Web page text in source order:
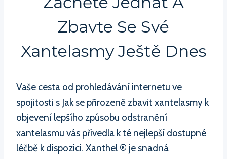
Zbavte Se Své
Xantelasmy Ještě Dnes
Vaše cesta od prohledávání internetu ve
spojitosti s Jak se přirozeně zbavit xantelasmy k
objevení lepšího způsobu odstranění
xantelasmu vás přivedla k té nejlepší dostupné
léčbě k dispozici. Xanthel ® je snadná